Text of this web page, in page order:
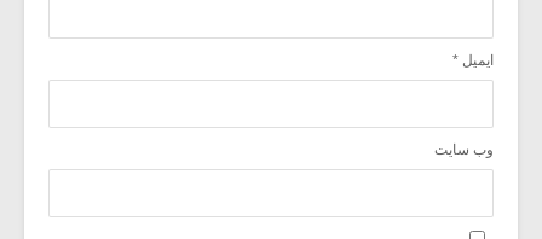
ایمیل *
وب‌ سایت